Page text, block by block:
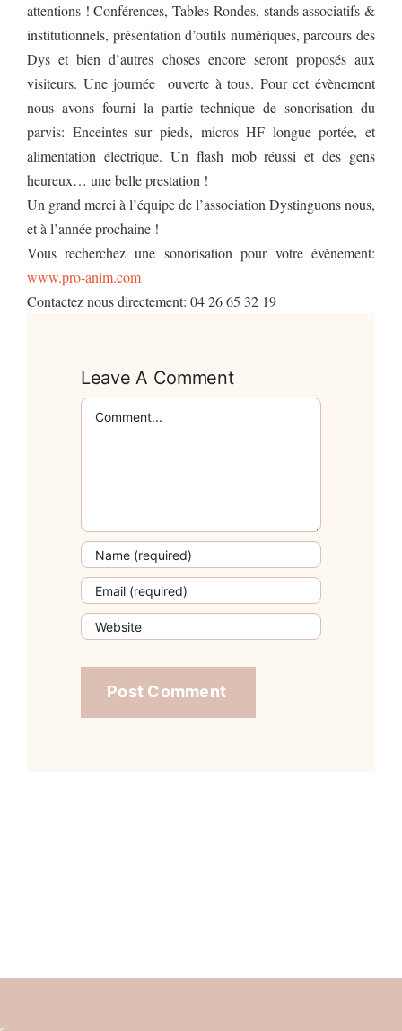
attentions ! Conférences, Tables Rondes, stands associatifs &
institutionnels, présentation d’outils numériques, parcours des
Dys et bien d’autres choses encore seront proposés aux
visiteurs. Une journée ouverte à tous. Pour cet évènement
nous avons fourni la partie technique de sonorisation du
parvis: Enceintes sur pieds, micros HF longue portée, et
alimentation électrique. Un flash mob réussi et des gens
heureux… une belle prestation !
Un grand merci à l’équipe de l’association Dystinguons nous,
et à l’année prochaine !
Vous recherchez une sonorisation pour votre évènement:
www.pro-anim.com
Contactez nous directement: 04 26 65 32 19
Leave A Comment
Comment